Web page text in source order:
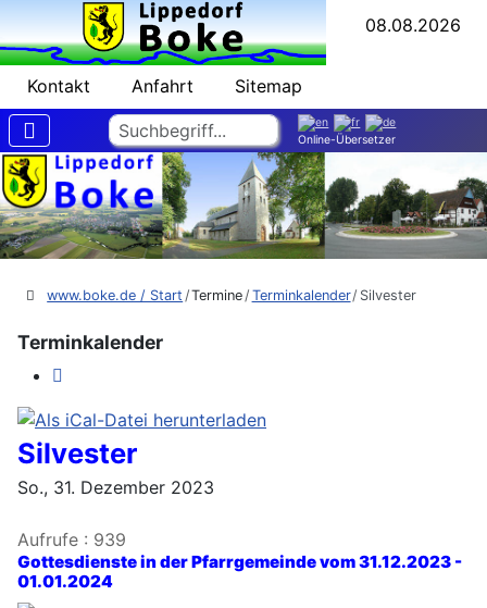
Suchen
Online-Übersetzer
Kontakt Anfahrt Sitemap
08.08.2026
www.boke.de / Start Termine Terminkalender Silvester
Terminkalender
Silvester
So., 31. Dezember 2023
Aufrufe : 939
Gottesdienste in der Pfarrgemeinde vom 31.12.2023 -
01.01.2024